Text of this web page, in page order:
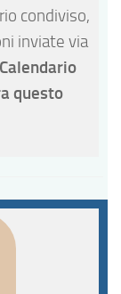
condiviso,
inviate via
questo